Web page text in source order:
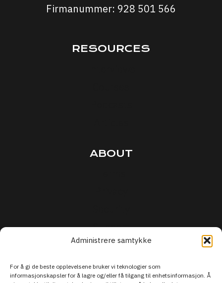
Administrere samtykke
For å gi de beste opplevelsene bruker vi teknologier som
informasjonskapsler for å lagre og/eller få tilgang til enhetsinformasjon. Å
Firmanummer: 928 501 566
RESOURCES
ABOUT
Support